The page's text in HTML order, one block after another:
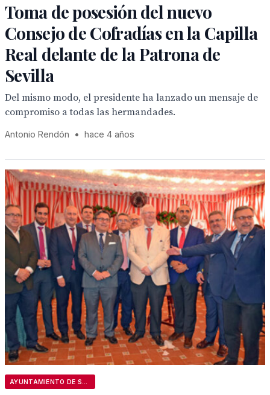
Toma de posesión del nuevo
Consejo de Cofradías en la Capilla
Real delante de la Patrona de
Sevilla
Del mismo modo, el presidente ha lanzado un mensaje de
compromiso a todas las hermandades.
Antonio Rendón • hace 4 años